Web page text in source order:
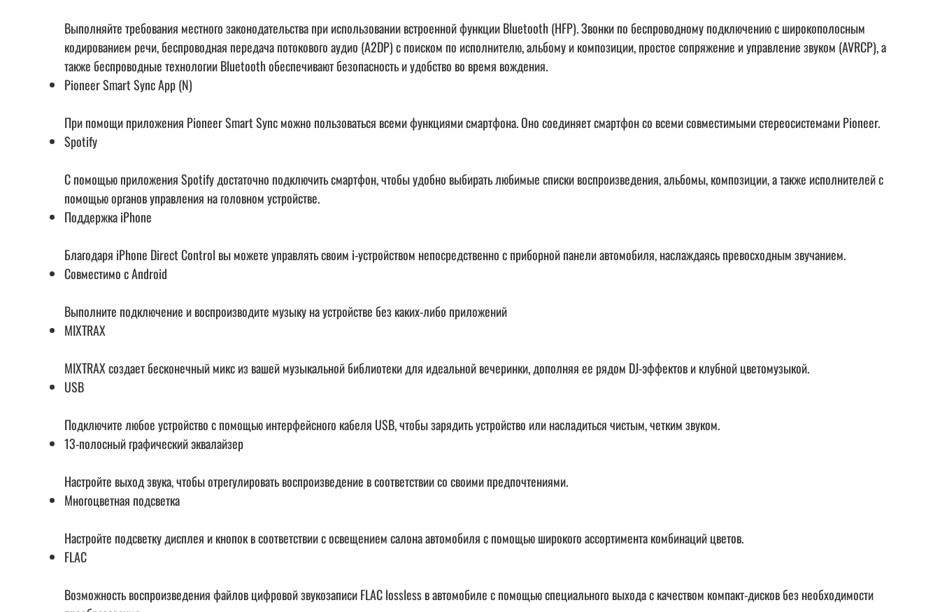
Выполняйте требования местного законодательства при использовании встроенной функции Bluetooth (HFP). Звонки по беспроводному подключению с широкополосным
кодированием речи, беспроводная передача потокового аудио (A2DP) с поиском по исполнителю, альбому и композиции, простое сопряжение и управление звуком (AVRCP), а
также беспроводные технологии Bluetooth обеспечивают безопасность и удобство во время вождения.
Pioneer Smart Sync App (N)
При помощи приложения Pioneer Smart Sync можно пользоваться всеми функциями смартфона. Оно соединяет смартфон со всеми совместимыми стереосистемами Pioneer.
Spotify
С помощью приложения Spotify достаточно подключить смартфон, чтобы удобно выбирать любимые списки воспроизведения, альбомы, композиции, а также исполнителей с
помощью органов управления на головном устройстве.
Поддержка iPhone
Благодаря iPhone Direct Control вы можете управлять своим i-устройством непосредственно с приборной панели автомобиля, наслаждаясь превосходным звучанием.
Совместимо с Android
Выполните подключение и воспроизводите музыку на устройстве без каких-либо приложений
MIXTRAX
MIXTRAX создает бесконечный микс из вашей музыкальной библиотеки для идеальной вечеринки, дополняя ее рядом DJ-эффектов и клубной цветомузыкой.
USB
Подключите любое устройство с помощью интерфейсного кабеля USB, чтобы зарядить устройство или насладиться чистым, четким звуком.
13-полосный графический эквалайзер
Настройте выход звука, чтобы отрегулировать воспроизведение в соответствии со своими предпочтениями.
Многоцветная подсветка
Настройте подсветку дисплея и кнопок в соответствии с освещением салона автомобиля с помощью широкого ассортимента комбинаций цветов.
FLAC
Возможность воспроизведения файлов цифровой звукозаписи FLAC lossless в автомобиле с помощью специального выхода с качеством компакт-дисков без необходимости